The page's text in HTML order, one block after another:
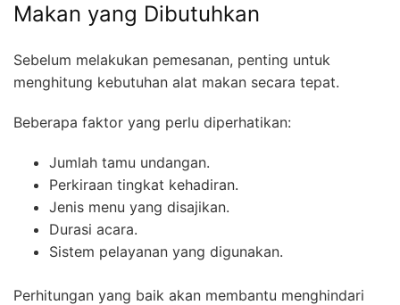
Makan yang Dibutuhkan
Sebelum melakukan pemesanan, penting untuk
menghitung kebutuhan alat makan secara tepat.
Beberapa faktor yang perlu diperhatikan:
Jumlah tamu undangan.
Perkiraan tingkat kehadiran.
Jenis menu yang disajikan.
Durasi acara.
Sistem pelayanan yang digunakan.
Perhitungan yang baik akan membantu menghindari